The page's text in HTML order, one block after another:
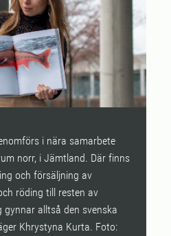
i nära samarbete
norr, i Jämtland. Där finns
och försäljning av
röding till resten av
gynnar alltså den svenska
Khrystyna Kurta. Foto: